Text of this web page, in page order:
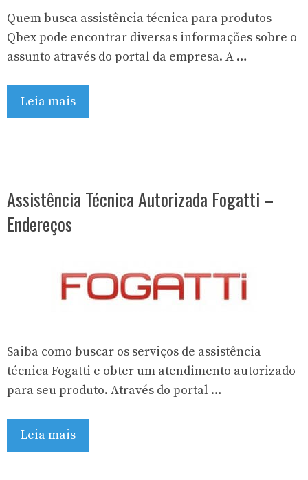
Quem busca assistência técnica para produtos
Qbex pode encontrar diversas informações sobre o
assunto através do portal da empresa. A …
Leia mais
Assistência Técnica Autorizada Fogatti –
Endereços
Saiba como buscar os serviços de assistência
técnica Fogatti e obter um atendimento autorizado
para seu produto. Através do portal …
Leia mais